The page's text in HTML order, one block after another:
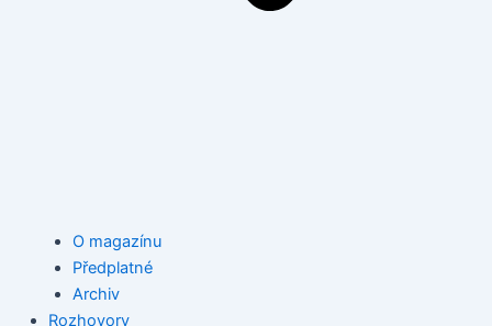
O magazínu
Předplatné
Archiv
Rozhovory